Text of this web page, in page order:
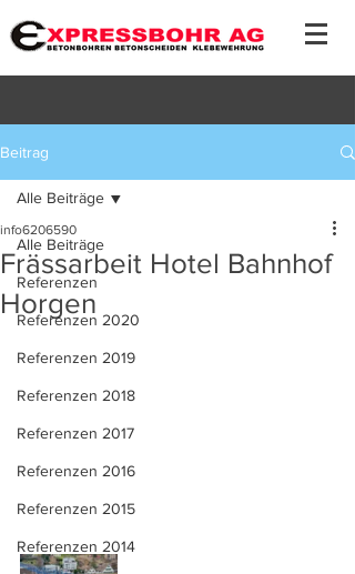
Beitrag
Alle Beiträge
Referenzen
Referenzen 2020
Referenzen 2019
Referenzen 2018
Referenzen 2017
Referenzen 2016
Referenzen 2015
Referenzen 2014
Alle Beiträge
Frässarbeit Hotel Bahnhof
Horgen
info6206590